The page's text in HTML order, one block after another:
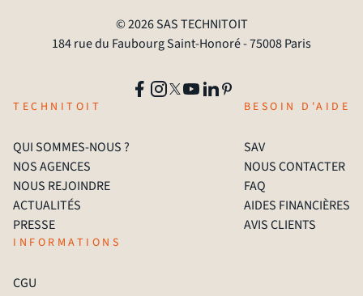
© 2026 SAS TECHNITOIT
184 rue du Faubourg Saint-Honoré - 75008 Paris
TECHNITOIT
QUI SOMMES-NOUS ?
NOS AGENCES
NOUS REJOINDRE
ACTUALITÉS
PRESSE
BESOIN D'AIDE
SAV
NOUS CONTACTER
FAQ
AIDES FINANCIÈRES
AVIS CLIENTS
INFORMATIONS
CGU